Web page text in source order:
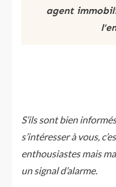
agent
S’ils sont bien
s’intéresser à vous,
enthousiastes mais
un signal d’alarme.